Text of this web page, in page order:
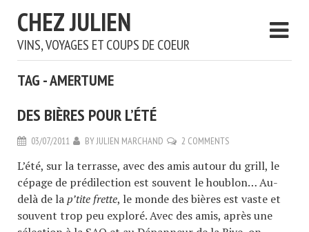
CHEZ JULIEN
VINS, VOYAGES ET COUPS DE COEUR
TAG - AMERTUME
DES BIÈRES POUR L’ÉTÉ
03/07/2011 BYJULIEN MARCHAND 2 COMMENTS
L’été, sur la terrasse, avec des amis autour du grill, le
cépage de prédilection est souvent le houblon… Au-
delà de lap’tite frette, le monde des bières est vaste et
souvent trop peu exploré. Avec des amis, après une